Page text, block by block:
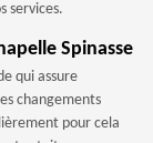
services.
Spinasse
qui assure
changements
pour cela